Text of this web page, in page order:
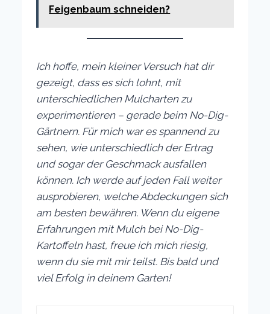
Feigenbaum schneiden?
Ich hoffe, mein kleiner Versuch hat dir
gezeigt, dass es sich lohnt, mit
unterschiedlichen Mulcharten zu
experimentieren – gerade beim No-Dig-
Gärtnern. Für mich war es spannend zu
sehen, wie unterschiedlich der Ertrag
und sogar der Geschmack ausfallen
können. Ich werde auf jeden Fall weiter
ausprobieren, welche Abdeckungen sich
am besten bewähren. Wenn du eigene
Erfahrungen mit Mulch bei No-Dig-
Kartoffeln hast, freue ich mich riesig,
wenn du sie mit mir teilst. Bis bald und
viel Erfolg in deinem Garten!